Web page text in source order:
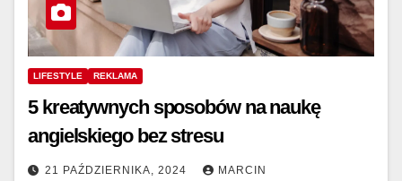
LIFESTYLE REKLAMA
5 kreatywnych sposobów na naukę
angielskiego bez stresu
21 PAŹDZIERNIKA, 2024 MARCIN